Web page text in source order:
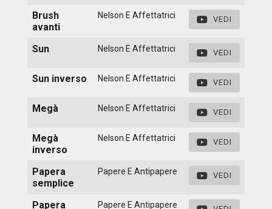
Brush
avanti
Nelson E Affettatrici VEDI
Sun Nelson E Affettatrici VEDI
Sun inverso Nelson E Affettatrici VEDI
Megà Nelson E Affettatrici VEDI
Megà
inverso
Nelson E Affettatrici VEDI
Papera
semplice
Papere E Antipapere VEDI
Papera Papere E Antipapere